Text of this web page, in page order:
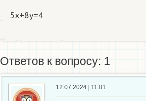
5x+8y=4
Ответов к вопросу: 1
12.07.2024 | 11:01